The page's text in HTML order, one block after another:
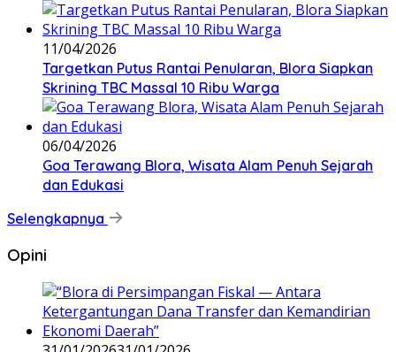
11/04/2026
‎Targetkan Putus Rantai Penularan, Blora Siapkan
Skrining TBC Massal 10 Ribu Warga
06/04/2026
Goa Terawang Blora, Wisata Alam Penuh Sejarah
dan Edukasi
Selengkapnya
Opini